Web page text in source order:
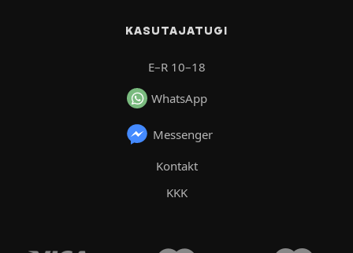
KASUTAJATUGI
E–R 10–18
WhatsApp
Messenger
Kontakt
KKK